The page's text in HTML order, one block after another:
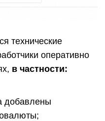
технические
оперативно
в частности:
добавлены